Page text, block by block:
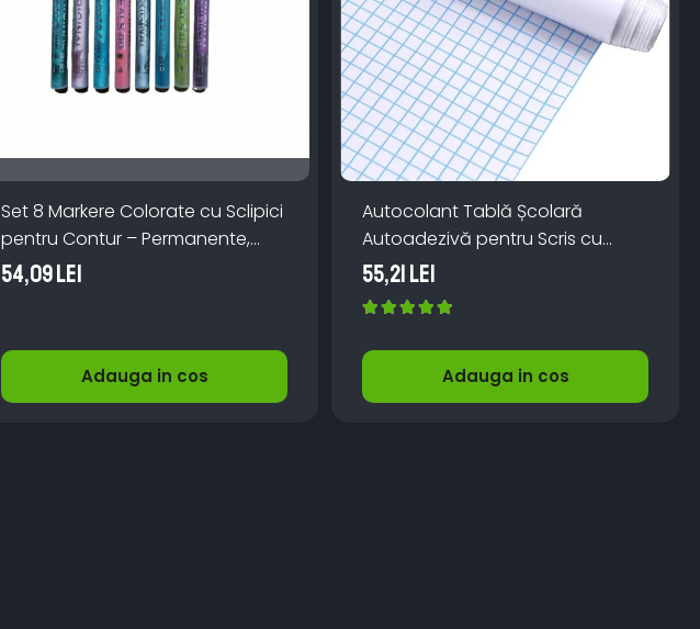
Set 8 Markere Colorate cu Sclipici
pentru Contur – Permanente,
Non-Toxice, pentru Orice
Suprafață
54,09 Lei
Adauga in cos
Autocolant Tablă Școlară
Autoadezivă pentru Scris cu
Marker – Folie Whiteboard 45cm x
2m
55,21 Lei
Adauga in cos